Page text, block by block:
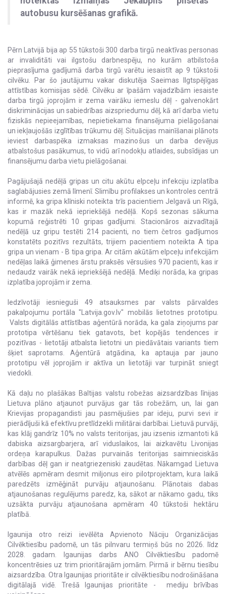
autobusu kursēšanas grafikā.
Pērn Latvijā bija ap 55 tūkstoši 300 darba tirgū neaktīvas personas
ar invaliditāti vai ilgstošu darbnespēju, no kurām atbilstoša
pieprasījuma gadījumā darba tirgū varētu iesaistīt ap 9 tūkstoši
cilvēku. Par šo jautājumu vakar diskutēja Saeimas Ilgtspējīgas
attīstības komisijas sēdē. Cilvēku ar īpašām vajadzībām iesaiste
darba tirgū joprojām ir zema vairāku iemeslu dēļ - galvenokārt
diskriminācijas un sabiedrības aizspriedumu dēļ, kā arī darba vietu
fiziskās nepieejamības, nepietiekama finansējuma pielāgošanai
un iekļaujošās izglītības trūkumu dēļ. Situācijas mainīšanai plānots
ieviest darbaspēka izmaksas mazinošus un darba devējus
atbalstošus pasākumus, to vidū arī nodokļu atlaides, subsīdijas un
finansējumu darba vietu pielāgošanai.
Pagājušajā nedēļā gripas un citu akūtu elpceļu infekciju izplatība
saglabājusies zemā līmenī. Slimību profilakses un kontroles centrā
informē, ka gripa klīniski noteikta trīs pacientiem Jelgavā un Rīgā,
kas ir mazāk nekā iepriekšējā nedēļā. Kopš sezonas sākuma
kopumā reģistrēti 10 gripas gadījumi. Stacionāros aizvadītajā
nedēļā uz gripu testēti 214 pacienti, no tiem četros gadījumos
konstatēts pozitīvs rezultāts, trijiem pacientiem noteikta A tipa
gripa un vienam - B tipa gripa. Ar citām akūtām elpceļu infekcijām
nedēļas laikā ģimenes ārstu praksēs vērsušies 970 pacienti, kas ir
nedaudz vairāk nekā iepriekšējā nedēļā. Mediķi norāda, ka gripas
izplatība joprojām ir zema.
Iedzīvotāji iesnieguši 49 atsauksmes par valsts pārvaldes
pakalpojumu portāla "Latvija.gov.lv" mobilās lietotnes prototipu.
Valsts digitālās attīstības aģentūrā norāda, ka gala ziņojums par
prototipa vērtēšanu tiek gatavots, bet kopējās tendences ir
pozitīvas - lietotāji atbalsta lietotni un piedāvātais variants tiem
šķiet saprotams. Aģentūrā atgādina, ka aptauja par jauno
prototipu vēl joprojām ir aktīva un lietotāji var turpināt sniegt
viedokli.
Kā daļu no plašākas Baltijas valstu robežas aizsardzības līnijas
Lietuva plāno atjaunot purvājus gar tās robežām, un, lai gan
Krievijas propagandisti jau pasmējušies par ideju, purvi sevi ir
pierādījuši kā efektīvu pretlīdzekli militārai darbībai. Lietuvā purvāji,
kas klāj gandrīz 10% no valsts teritorijas, jau izsenis izmantoti kā
dabiska aizsargbarjera, arī viduslaikos, lai aizkavētu Livonijas
ordeņa karapulkus. Dažas purvainās teritorijas saimnieciskās
darbības dēļ gan ir neatgriezeniski zaudētas. Nākamgad Lietuva
atvēlēs apmēram desmit miljonus eiro pilotprojektam, kura laikā
paredzēts izmēģināt purvāju atjaunošanu. Plānotais dabas
atjaunošanas regulējums paredz, ka, sākot ar nākamo gadu, tiks
uzsākta purvāju atjaunošana apmēram 40 tūkstoši hektāru
platībā.
Igaunija otro reizi ievēlēta Apvienoto Nāciju Organizācijas
Cilvēktiesību padomē, un tās pilnvaru termiņš būs no 2026. līdz
2028. gadam. Igaunijas darbs ANO Cilvēktiesību padomē
koncentrēsies uz trim prioritārajām jomām. Pirmā ir bērnu tiesību
aizsardzība. Otra Igaunijas prioritāte ir cilvēktiesību nodrošināšana
digitālajā vidē. Trešā Igaunijas prioritāte - mediju brīvības